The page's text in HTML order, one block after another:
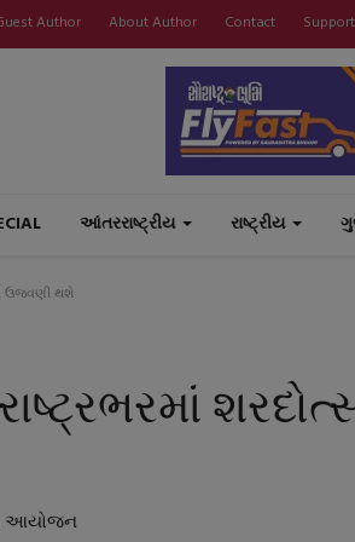
Author About Author Contact
આંતરરાષ્ટ્રીય રાષ્ટ્રીય
ઉજવણી થશે
આયોજન